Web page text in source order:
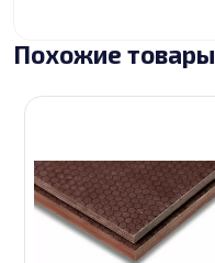
Похожие товары